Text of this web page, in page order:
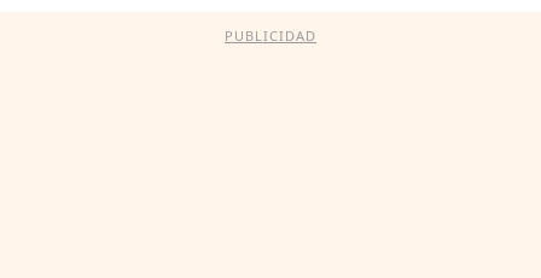
PUBLICIDAD